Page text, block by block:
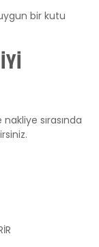
bir kutu
sırasında